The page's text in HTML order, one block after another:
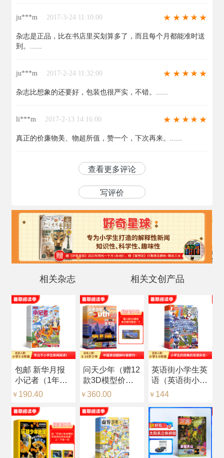
ju***m 2017-3-24 11:10:00
杂志是正品，比在书店里买划算多了，而且每个月都能准时送
到。......
ju***m 2017-2-24 11:32:00
杂志比想象的还要好，包装也很严实，不错。......
li***m 2017-2-13 14:16:00
真正的价廉物美、物超所值，赞一个，下次再来。......
查看更多评论
写评价
相关杂志 相关文创产品
包邮 新华月报
小记者（1年共
12期）（预约全
￥ 190.40
问天少年（赠12
款3D模型价值
216元，每月随
（1年共12期）
（杂志订阅）
￥ 360.00
英语街小学生英
语（英语街小学
版）（中英双
阅）
￥ 144